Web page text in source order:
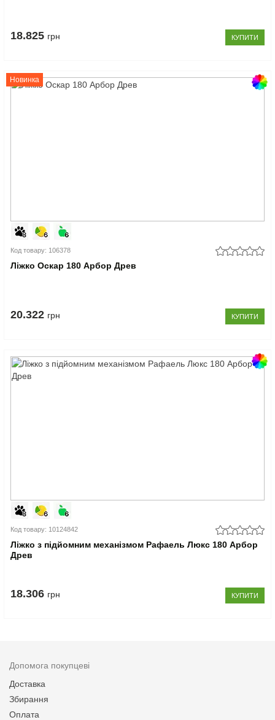
18.825 грн КУПИТИ
Новинка
Код товару: 106378
Ліжко Оскар 180 Арбор Древ
20.322 грн КУПИТИ
Код товару: 10124842
Ліжко з підйомним механізмом Рафаель Люкс 180 Арбор
Древ
18.306 грн КУПИТИ
Допомога покупцеві
Доставка
Збирання
Оплата